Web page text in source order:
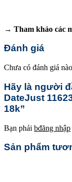
→ Tham khảo các
Đánh giá
Chưa có đánh giá
Hãy là người
DateJust
18k”
Bạn phải bđăng nhập
Sản phẩm